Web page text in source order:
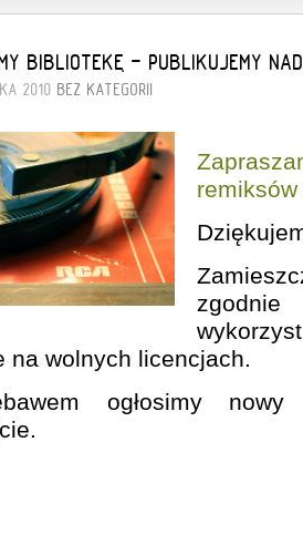
BIBLIOTEKĘ - PUBLIKUJEMY
2010 BEZ KATEGORII
remiksów
na wolnych licencjach.
ogłosimy